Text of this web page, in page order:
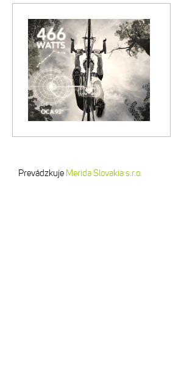
Prevádzkuje Merida Slovakia s.r.o.